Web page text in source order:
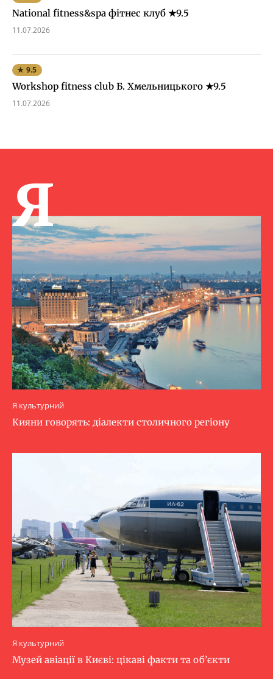
National fitness&spa фітнес клуб ★9.5
11.07.2026
★ 9.5
Workshop fitness club Б. Хмельницького ★9.5
11.07.2026
Я
Я культурний
Кияни говорять: діалекти столичного регіону
Я культурний
Музей авіації в Києві: цікаві факти та об’єкти